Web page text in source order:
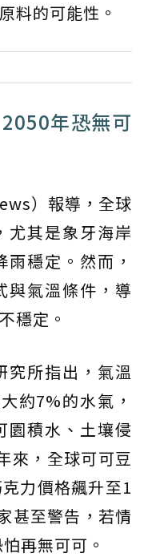
料的可能性。
年恐無可
）報導，全球
尤其是象牙海岸
穩定。然而，
與氣溫條件，導
穩定。
究所指出，氣溫
約7%的水氣，
園積水、土壤侵
來，全球可可豆
力價格飆升至1
甚至警告，若情
再無可可。